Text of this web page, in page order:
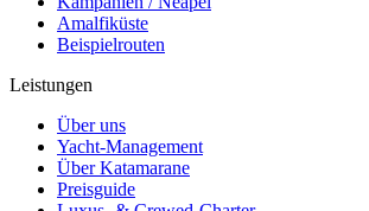
Amalfiküste
Beispielrouten
Leistungen
Über uns
Yacht-Management
Über Katamarane
Preisguide